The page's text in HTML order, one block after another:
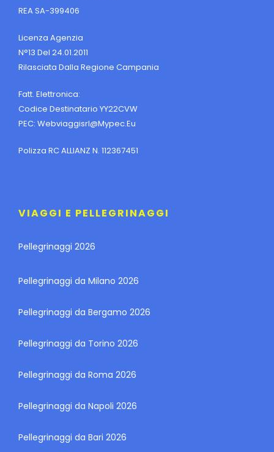
REA SA-399406
Licenza Agenzia
N°13 Del 24.01.2011
Rilasciata Dalla Regione Campania
Fatt. Elettronica:
Codice Destinatario YY22CVW
PEC: Webviaggisrl@mypec.eu
Polizza RC ALLIANZ N. 112367451
VIAGGI E PELLEGRINAGGI
Pellegrinaggi 2026
Pellegrinaggi da Milano 2026
Pellegrinaggi da Bergamo 2026
Pellegrinaggi da Torino 2026
Pellegrinaggi da Roma 2026
Pellegrinaggi da Napoli 2026
Pellegrinaggi da Bari 2026